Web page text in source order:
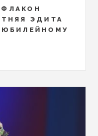
ЭДИТА
ЮБИЛЕЙНОМУ